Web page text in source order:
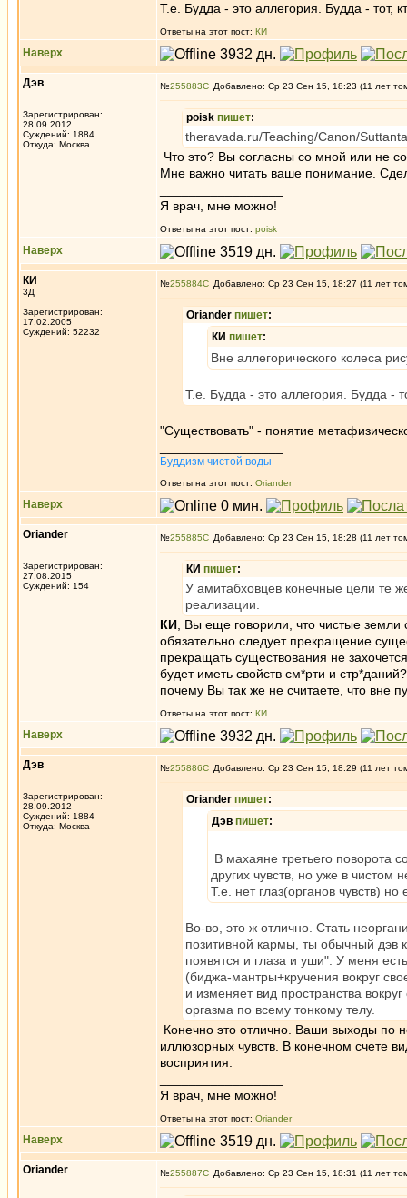
Т.е. Будда - это аллегория. Будда - тот,
Ответы на этот пост: КИ
Наверх
Дэв
Зарегистрирован:
28.09.2012
Суждений: 1884
Откуда: Москва
№255883 Добавлено: Ср 23 Сен 15, 18:23 (11 лет
poisk пишет:
theravada.ru/Teaching/Canon/
Что это? Вы согласны со мной или не
Мне важно читать ваше понимание.
Я врач, мне можно!
Ответы на этот пост: poisk
Наверх
КИ
3Д
Зарегистрирован:
17.02.2005
Суждений: 52232
№255884 Добавлено: Ср 23 Сен 15, 18:27 (11 лет
Oriander пишет:
КИ пишет:
Вне аллегорического колеса
Т.е. Будда - это аллегория. Будда -
"Существовать" - понятие
Буддизм чистой воды
Ответы на этот пост: Oriander
Наверх
Oriander
Зарегистрирован:
27.08.2015
Суждений: 154
№255885 Добавлено: Ср 23 Сен 15, 18:28 (11 лет
КИ пишет:
У амитабховцев конечные цели те
реализации.
КИ , Вы еще говорили, что чистые
обязательно следует прекращение
прекращать существования не
будет иметь свойств см*рти и
почему Вы так же не считаете, что вне
Ответы на этот пост: КИ
Наверх
Дэв
Зарегистрирован:
28.09.2012
Суждений: 1884
Откуда: Москва
№255886 Добавлено: Ср 23 Сен 15, 18:29 (11 лет
Oriander пишет:
Дэв пишет:
В махаяне третьего поворота
других чувств, но уже в чистом
Т.е. нет глаз(органов чувств)
Во-во, это ж отлично. Стать
позитивной кармы, ты обычный дэв
появятся и глаза и уши". У меня
(биджа-мантры+кручения вокруг
и изменяет вид пространства
оргазма по всему тонкому телу.
Конечно это отлично. Ваши выходы по
иллюзорных чувств. В конечном счете
восприятия.
Я врач, мне можно!
Ответы на этот пост: Oriander
Наверх
Oriander №255887 Добавлено: Ср 23 Сен 15, 18:31 (11 лет